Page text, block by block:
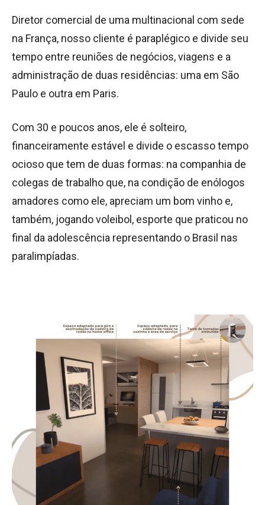
Diretor comercial de uma multinacional com sede
na França, nosso cliente é paraplégico e divide seu
tempo entre reuniões de negócios, viagens e a
administração de duas residências: uma em São
Paulo e outra em Paris.
Com 30 e poucos anos, ele é solteiro,
financeiramente estável e divide o escasso tempo
ocioso que tem de duas formas: na companhia de
colegas de trabalho que, na condição de enólogos
amadores como ele, apreciam um bom vinho e,
também, jogando voleibol, esporte que praticou no
final da adolescência representando o Brasil nas
paralimpíadas.